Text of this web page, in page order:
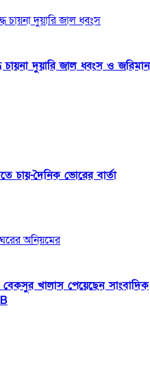
চায়না দুয়ারি জাল ধ্বংস ও
চায়-দৈনিক ভোরের বার্তা
খালাস পেয়েছেন সাংবাদিক